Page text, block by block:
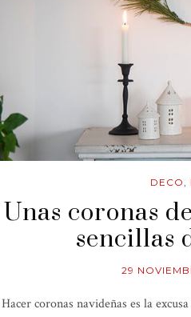
DECO,
Unas coronas
sencillas
29
Hacer coronas navideñas es la